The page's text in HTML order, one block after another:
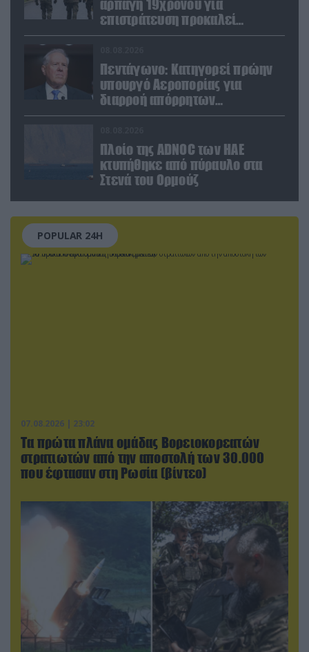
αρπαγή 19χρονου για
επιστράτευση προκαλεί
αντιδράσεις
Πεντάγωνο: Κατηγορεί πρώην
υπουργό Αεροπορίας για
διαρροή απόρρητων
πληροφοριών
Πλοίο της ADNOC των ΗΑΕ
κτυπήθηκε από πύραυλο στα
Στενά του Ορμούζ
POPULAR 24H
07.08.2026 | 23:02
Τα πρώτα πλάνα ομάδας Βορειοκορεατών
στρατιωτών από την αποστολή των 30.000
που έφτασαν στη Ρωσία (βίντεο)